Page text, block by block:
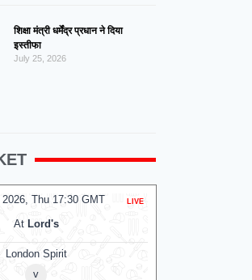
शिक्षा मंत्री धर्मेंद्र प्रधान ने दिया
इस्तीफा
July 25, 2026
2026, Thu 14:00 GMT
At Lord's
Spirit Women
v